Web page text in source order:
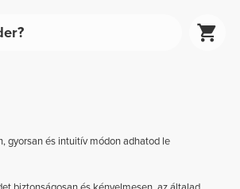
gyorsan és intuitív módon adhatod le